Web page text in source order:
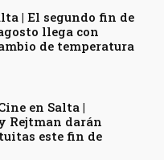
| El segundo fin de
llega con
de temperatura
en Salta |
Rejtman darán
este fin de